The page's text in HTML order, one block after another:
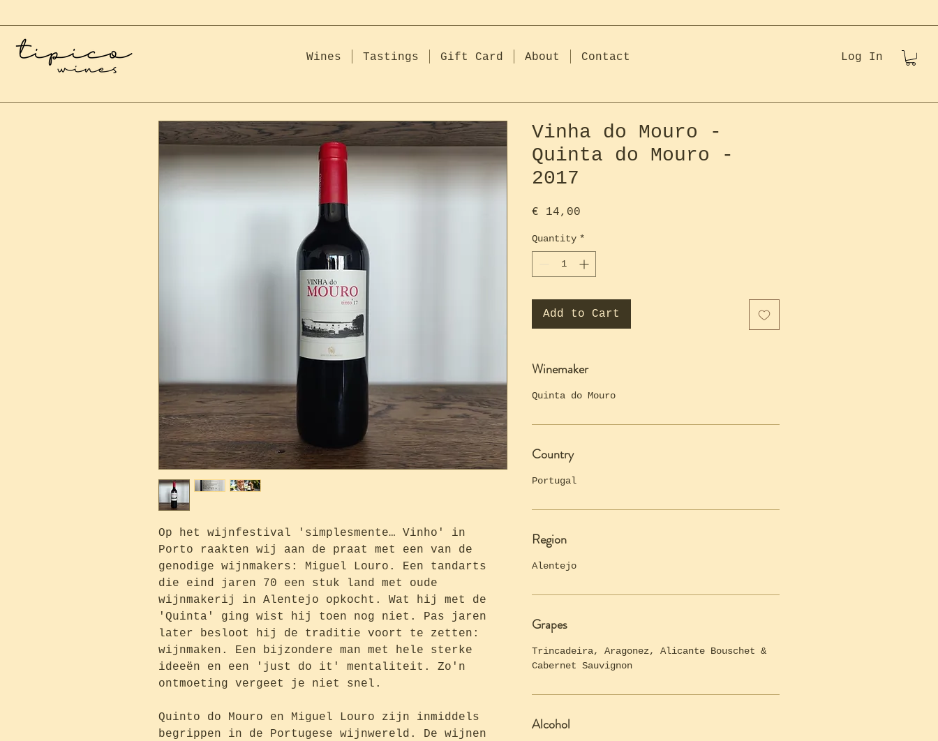
Wines Tastings Gift Card About Contact Log In
Op het wijnfestival 'simplesmente… Vinho' in
Porto raakten wij aan de praat met een van de
genodige wijnmakers: Miguel Louro. Een tandarts
die eind jaren 70 een stuk land met oude
wijnmakerij in Alentejo opkocht. Wat hij met de
'Quinta' ging wist hij toen nog niet. Pas jaren
later besloot hij de traditie voort te zetten:
wijnmaken. Een bijzondere man met hele sterke
ideeën en een 'just do it' mentaliteit. Zo'n
ontmoeting vergeet je niet snel.
Quinto do Mouro en Miguel Louro zijn inmiddels
begrippen in de Portugese wijnwereld. De wijnen
Vinha do Mouro -
Quinta do Mouro -
2017
€ 14,00
Quantity *
Add to Cart
Winemaker
Quinta do Mouro
Country
Portugal
Region
Alentejo
Grapes
Trincadeira, Aragonez, Alicante Bouschet &
Cabernet Sauvignon
Alcohol